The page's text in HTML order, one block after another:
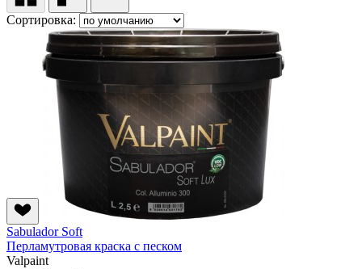
Сортировка:
Sabulador Soft
Перламутровая краска с песком
Valpaint